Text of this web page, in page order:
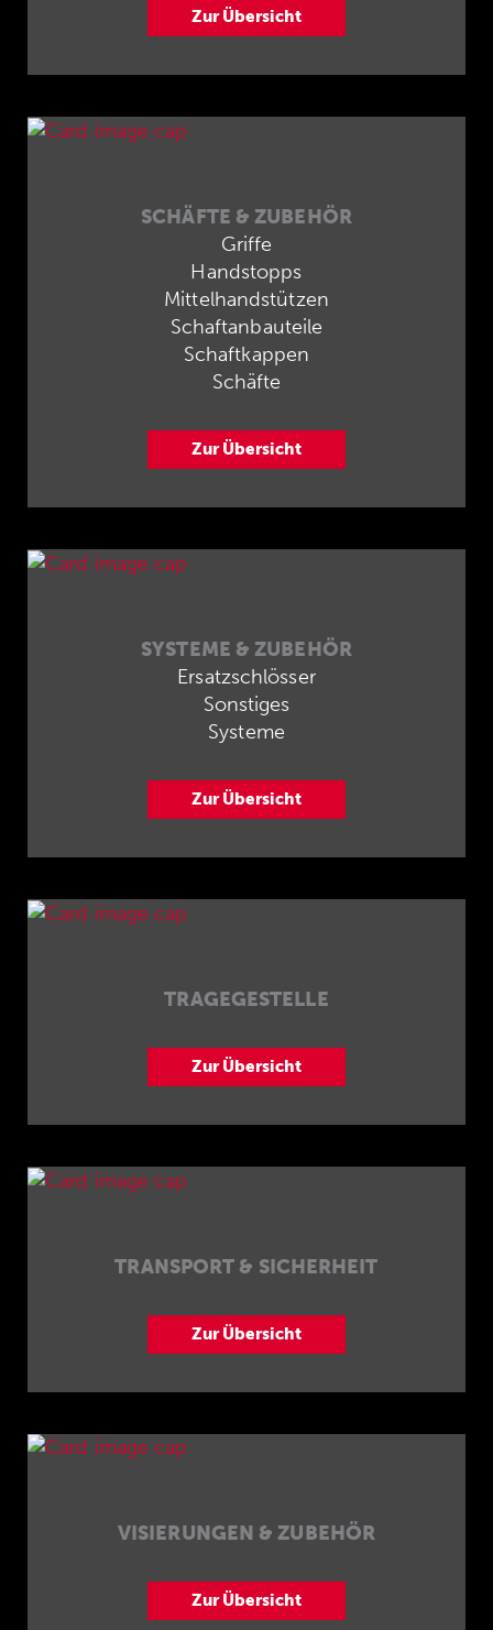
Zur Übersicht
SCHÄFTE & ZUBEHÖR
Griffe
Handstopps
Mittelhandstützen
Schaftanbauteile
Schaftkappen
Schäfte
Zur Übersicht
SYSTEME & ZUBEHÖR
Ersatzschlösser
Sonstiges
Systeme
Zur Übersicht
TRAGEGESTELLE
Zur Übersicht
TRANSPORT & SICHERHEIT
Zur Übersicht
VISIERUNGEN & ZUBEHÖR
Zur Übersicht